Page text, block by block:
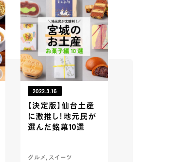
2022.3.16
【決定版】仙台土産
に激推し！地元民が
選んだ銘菓10選
グルメ, スイーツ